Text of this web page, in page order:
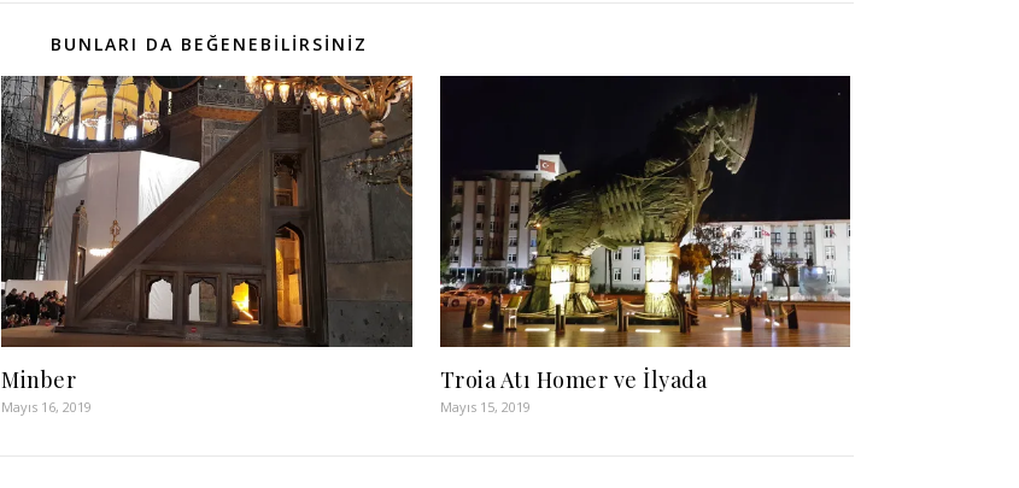
BUNLARI DA BEĞENEBİLİRSİNİZ
Minber
Mayıs 16, 2019
Troia Atı Homer ve İlyada
Mayıs 15, 2019